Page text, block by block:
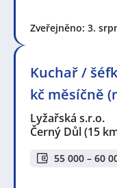
Zveřejněno: 3.
Kuchař /
kč měsíčně
Lyžařská s.r.o.
Černý Důl(15
55 000 – 60